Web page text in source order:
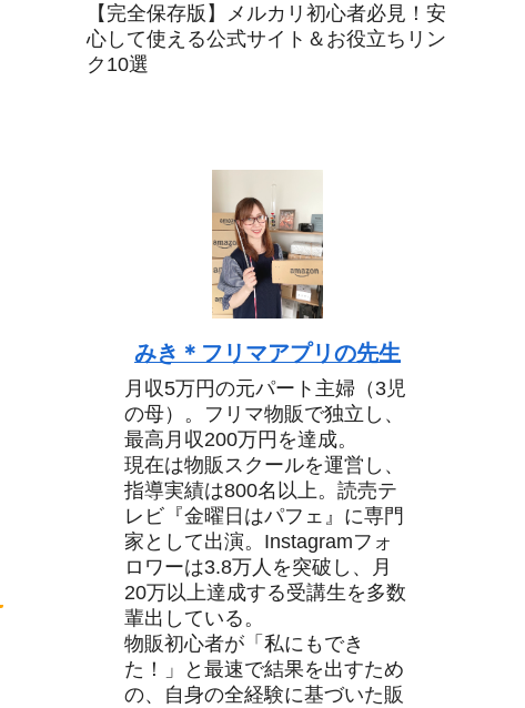
【完全保存版】メルカリ初心者必見！安
心して使える公式サイト＆お役立ちリン
ク10選
みき＊フリマアプリの先生
月収5万円の元パート主婦（3児
の母）。フリマ物販で独立し、
最高月収200万円を達成。
現在は物販スクールを運営し、
指導実績は800名以上。読売テ
レビ『金曜日はパフェ』に専門
家として出演。Instagramフォ
ロワーは3.8万人を突破し、月
20万以上達成する受講生を多数
輩出している。
物販初心者が「私にもでき
た！」と最速で結果を出すため
の、自身の全経験に基づいた販